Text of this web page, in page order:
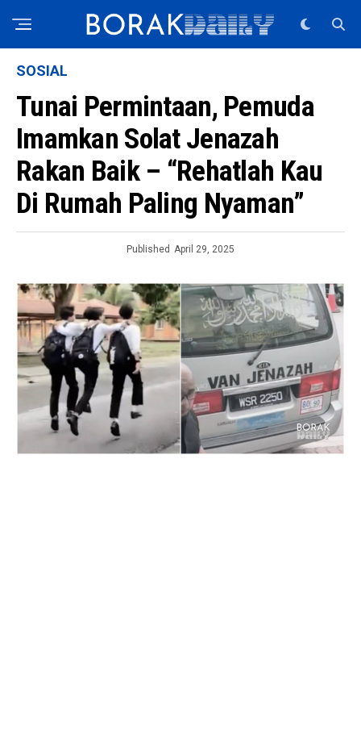
SOSIAL
Tunai Permintaan, Pemuda
Imamkan Solat Jenazah
Rakan Baik – “Rehatlah Kau
Di Rumah Paling Nyaman”
Published April 29, 2025